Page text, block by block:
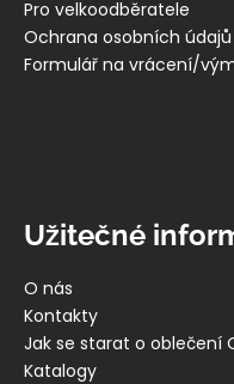
Pro velkoodběratele
Ochrana osobních údajů
Formulář na vrácení/
Užitečné
O nás
Kontakty
Jak se starat o oblečení
Katalogy